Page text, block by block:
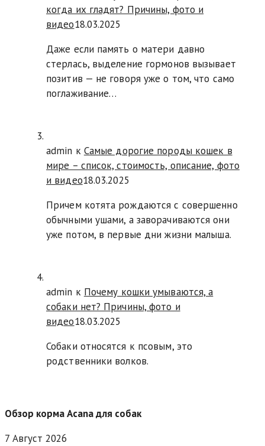
когда их гладят? Причины, фото и
видео18.03.2025
Даже если память о матери давно
стерлась, выделение гормонов вызывает
позитив — не говоря уже о том, что само
поглаживание…
admin к Самые дорогие породы кошек в
мире – список, стоимость, описание, фото
и видео18.03.2025
Причем котята рождаются с совершенно
обычными ушами, а заворачиваются они
уже потом, в первые дни жизни малыша.
admin к Почему кошки умываются, а
собаки нет? Причины, фото и
видео18.03.2025
Собаки относятся к псовым, это
родственники волков.
Обзор корма Acana для собак
7 Август 2026